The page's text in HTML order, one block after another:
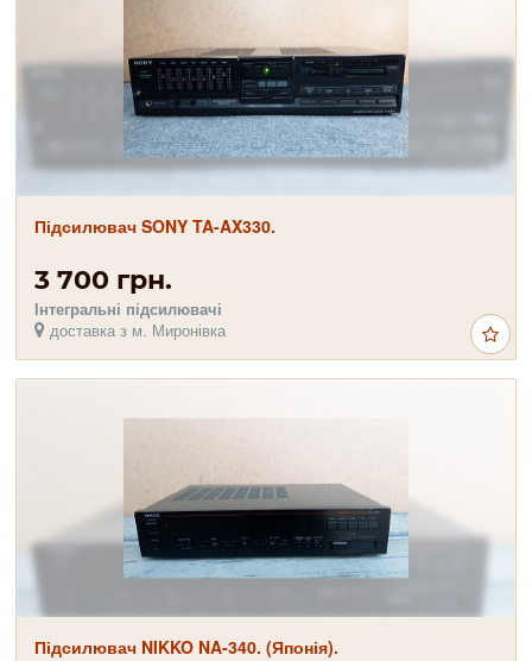
Підсилювач SONY TA-AX330.
3 700 грн.
Інтегральні підсилювачі
доставка з м. Миронівка
Підсилювач NIKKO NA-340. (Японія).